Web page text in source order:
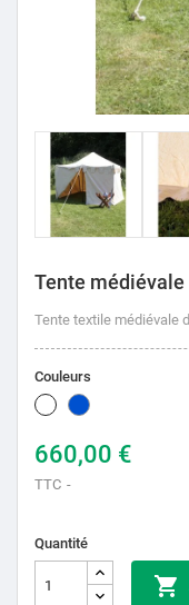
Tente médiévale
Tente textile médiévale
Couleurs
BlancBleu
660,00 €
TTC
Quantité
